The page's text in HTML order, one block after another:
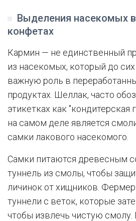
Выделения насекомых
конфетах
Кармин — не единственный
из насекомых, который до сих
важную роль в
продуктах. Шеллак, часто
этикетках как "кондитерская
на самом деле является
самки лакового насекомого.
Самки питаются древесным
туннель из смолы, чтобы
личинок от хищников.
туннели с веток, которые
чтобы извлечь чистую смолу.